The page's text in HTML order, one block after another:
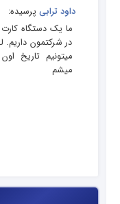
داود ترابی پرسیده:
ما یک دستگاه
در شرکتمون داریم.
میتونیم تاریخ
میشم